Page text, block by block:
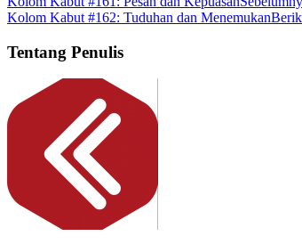
Kolom Kabut #162: Tuduhan dan Menemukan
Tentang Penulis